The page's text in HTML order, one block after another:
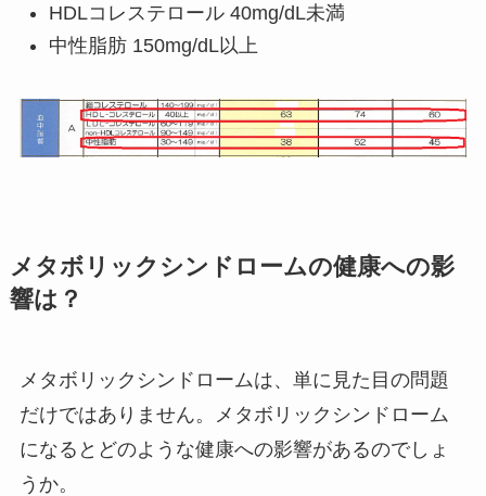
HDLコレステロール 40mg/dL未満
中性脂肪 150mg/dL以上
メタボリックシンドロームの健康への影
響は？
メタボリックシンドロームは、単に見た目の問題
だけではありません。メタボリックシンドローム
になるとどのような健康への影響があるのでしょ
うか。